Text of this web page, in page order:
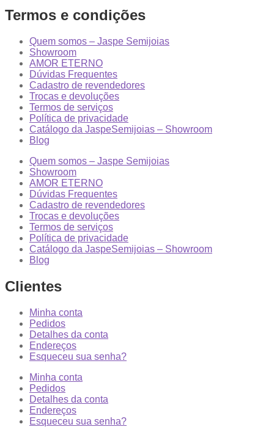
Termos e condições
Quem somos – Jaspe Semijoias
Showroom
AMOR ETERNO
Dúvidas Frequentes
Cadastro de revendedores
Trocas e devoluções
Termos de serviços
Política de privacidade
Catálogo da JaspeSemijoias – Showroom
Blog
Quem somos – Jaspe Semijoias
Showroom
AMOR ETERNO
Dúvidas Frequentes
Cadastro de revendedores
Trocas e devoluções
Termos de serviços
Política de privacidade
Catálogo da JaspeSemijoias – Showroom
Blog
Clientes
Minha conta
Pedidos
Detalhes da conta
Endereços
Esqueceu sua senha?
Minha conta
Pedidos
Detalhes da conta
Endereços
Esqueceu sua senha?